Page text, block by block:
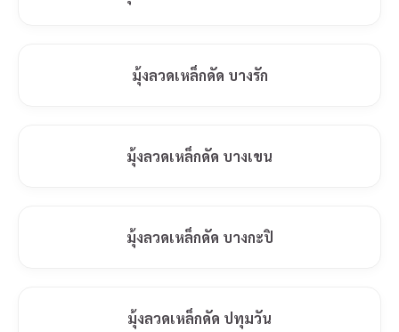
มุ้งลวดเหล็กดัด บางรัก
มุ้งลวดเหล็กดัด บางเขน
มุ้งลวดเหล็กดัด บางกะปิ
มุ้งลวดเหล็กดัด ปทุมวัน